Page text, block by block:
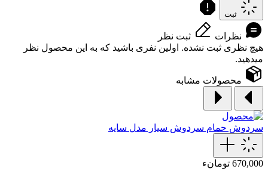
ثبت
نظرات
ثبت نظر
هیچ نظری ثبت نشده. اولین نفری باشید که به این محصول نظر
میدهید.
محصولات مشابه
سردوش حمام سردوش سیار مدل سایه
670,000 تومانء